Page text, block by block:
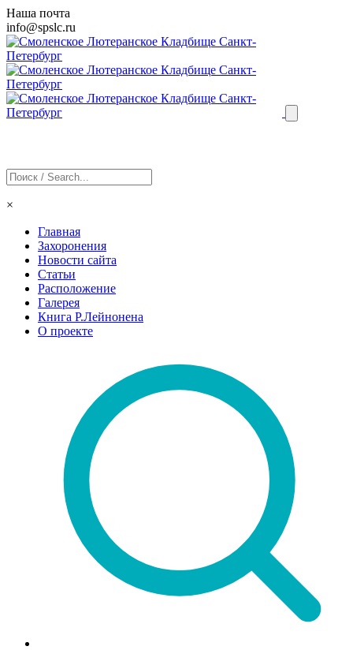
Наша почта
info@spslc.ru
×
Главная
Захоронения
Новости сайта
Статьи
Расположение
Галерея
Книга Р.Лейнонена
О проекте